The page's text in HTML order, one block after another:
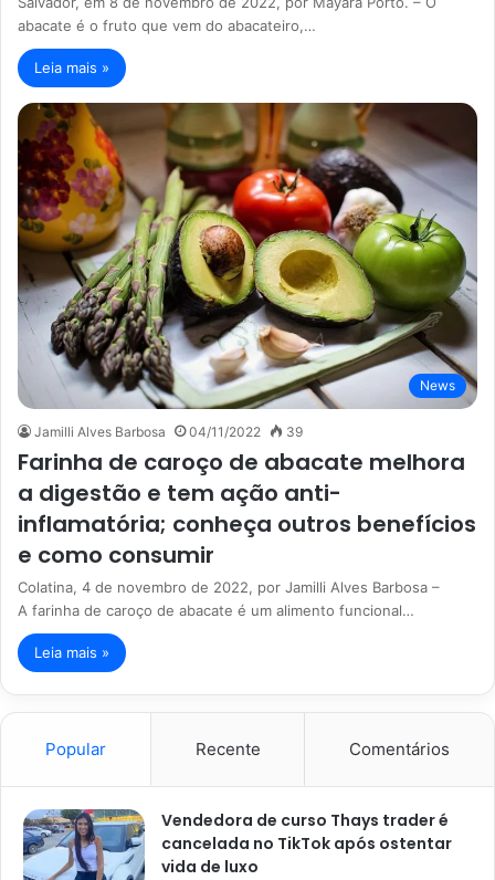
abacate é o fruto que vem do abacateiro,…
Leia mais »
News
Jamilli Alves Barbosa 04/11/2022 39
Farinha de caroço de abacate melhora
a digestão e tem ação anti-
inflamatória; conheça outros benefícios
e como consumir
Colatina, 4 de novembro de 2022, por Jamilli Alves Barbosa –
A farinha de caroço de abacate é um alimento funcional…
Leia mais »
Popular Recente Comentários
Vendedora de curso Thays trader é
cancelada no TikTok após ostentar
vida de luxo